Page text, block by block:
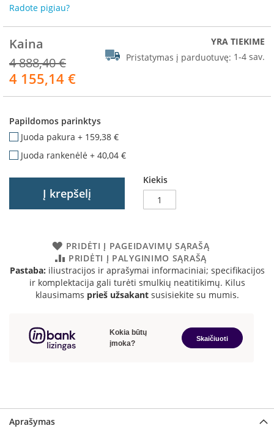
p
r
t
e
m
n
v
c
a
ø
Radote pigiau?
Kaina
4 888,40 €
Akcija
4 155,14 €
YRA TIEKIME
Pristatymas į parduotuvę: 1-4 sav.
Papildomos parinktys
Juoda pakura + 159,38 €
Juoda rankenėlė + 40,04 €
Kiekis
Į krepšelį
PRIDĖTI Į PAGEIDAVIMŲ SĄRAŠĄ
PRIDĖTI Į PALYGINIMO SĄRAŠĄ
Pastaba: iliustracijos ir aprašymai informaciniai; specifikacijos
ir komplektacija gali turėti smulkių neatitikimų. Kilus
klausimams prieš užsakantsusisiekite su mumis.
Aprašymas